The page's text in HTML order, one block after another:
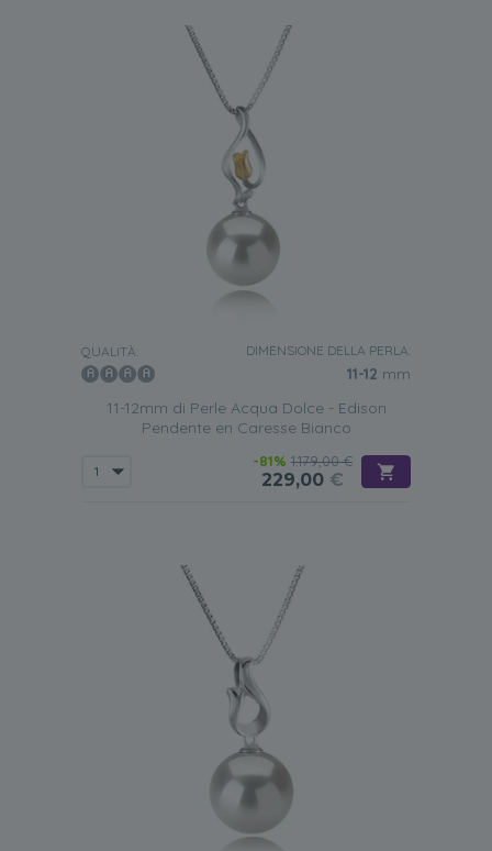
QUALITÀ: DIMENSIONE DELLA PERLA:
11-12 mm
11-12mm di Perle Acqua Dolce - Edison
Pendente en Caresse Bianco
-81% 1.179,00 €
229,00 €